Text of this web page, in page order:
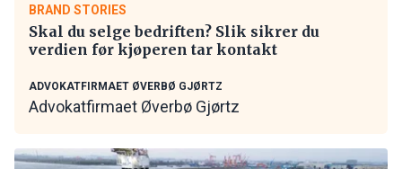
BRAND STORIES
Skal du selge bedriften? Slik sikrer du
verdien før kjøperen tar kontakt
ADVOKATFIRMAET ØVERBØ GJØRTZ
Advokatfirmaet Øverbø Gjørtz